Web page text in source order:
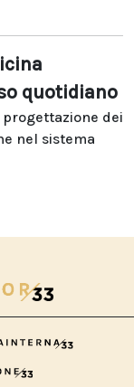
quotidiano
dei
nel sistema